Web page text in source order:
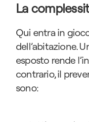
La
Qui entra in
dell’abitazione.
esposto rende
contrario, il
sono: